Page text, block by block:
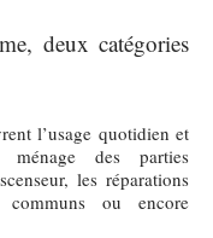
deux catégories
l’usage quotidien et
ménage des parties
les réparations
communs ou encore